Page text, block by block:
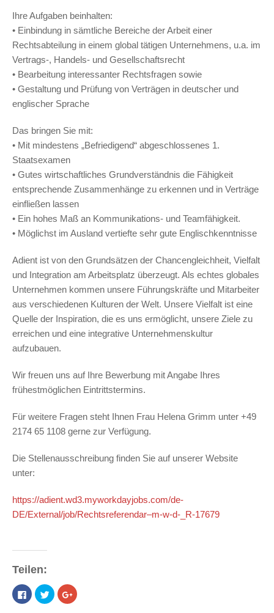
Ihre Aufgaben beinhalten:
• Einbindung in sämtliche Bereiche der Arbeit einer
Rechtsabteilung in einem global tätigen Unternehmens, u.a. im
Vertrags-, Handels- und Gesellschaftsrecht
• Bearbeitung interessanter Rechtsfragen sowie
• Gestaltung und Prüfung von Verträgen in deutscher und
englischer Sprache
Das bringen Sie mit:
• Mit mindestens „Befriedigend“ abgeschlossenes 1.
Staatsexamen
• Gutes wirtschaftliches Grundverständnis die Fähigkeit
entsprechende Zusammenhänge zu erkennen und in Verträge
einfließen lassen
• Ein hohes Maß an Kommunikations- und Teamfähigkeit.
• Möglichst im Ausland vertiefte sehr gute Englischkenntnisse
Adient ist von den Grundsätzen der Chancengleichheit, Vielfalt
und Integration am Arbeitsplatz überzeugt. Als echtes globales
Unternehmen kommen unsere Führungskräfte und Mitarbeiter
aus verschiedenen Kulturen der Welt. Unsere Vielfalt ist eine
Quelle der Inspiration, die es uns ermöglicht, unsere Ziele zu
erreichen und eine integrative Unternehmenskultur
aufzubauen.
Wir freuen uns auf Ihre Bewerbung mit Angabe Ihres
frühestmöglichen Eintrittstermins.
Für weitere Fragen steht Ihnen Frau Helena Grimm unter +49
2174 65 1108 gerne zur Verfügung.
Die Stellenausschreibung finden Sie auf unserer Website
unter:
https://adient.wd3.myworkdayjobs.com/de-
DE/External/job/Rechtsreferendar–m-w-d-_R-17679
Teilen:
Klick,
um
Klick,
um
über
Zum
Teilen